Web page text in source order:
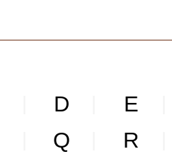
D E
Q R